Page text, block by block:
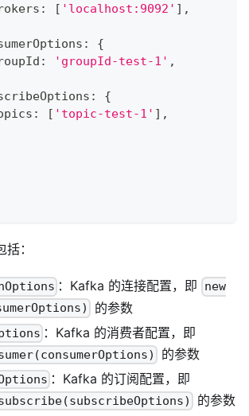
: [ 'localhost:9092' ] ,
:
{
: 'groupId-test-1' ,
:
{
: [ 'topic-test-1' ] ,
：
：Kafka 的连接配置，即
new
的参数
：Kafka 的消费者配置，即
的参数
：Kafka 的订阅配置，即
的参数